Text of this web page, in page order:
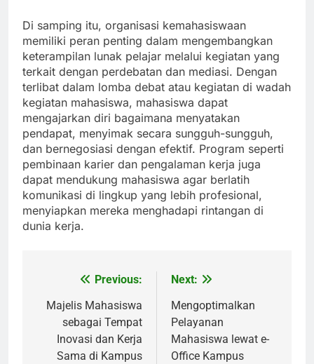
Di samping itu, organisasi kemahasiswaan
memiliki peran penting dalam mengembangkan
keterampilan lunak pelajar melalui kegiatan yang
terkait dengan perdebatan dan mediasi. Dengan
terlibat dalam lomba debat atau kegiatan di wadah
kegiatan mahasiswa, mahasiswa dapat
mengajarkan diri bagaimana menyatakan
pendapat, menyimak secara sungguh-sungguh,
dan bernegosiasi dengan efektif. Program seperti
pembinaan karier dan pengalaman kerja juga
dapat mendukung mahasiswa agar berlatih
komunikasi di lingkup yang lebih profesional,
menyiapkan mereka menghadapi rintangan di
dunia kerja.
navigation
Previous:
Majelis Mahasiswa
sebagai Tempat
Inovasi dan Kerja
Sama di Kampus
Next:
Mengoptimalkan
Pelayanan
Mahasiswa lewat e-
Office Kampus